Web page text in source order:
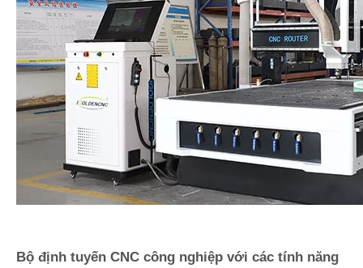
Bộ định tuyến CNC công nghiệp với các tính năng